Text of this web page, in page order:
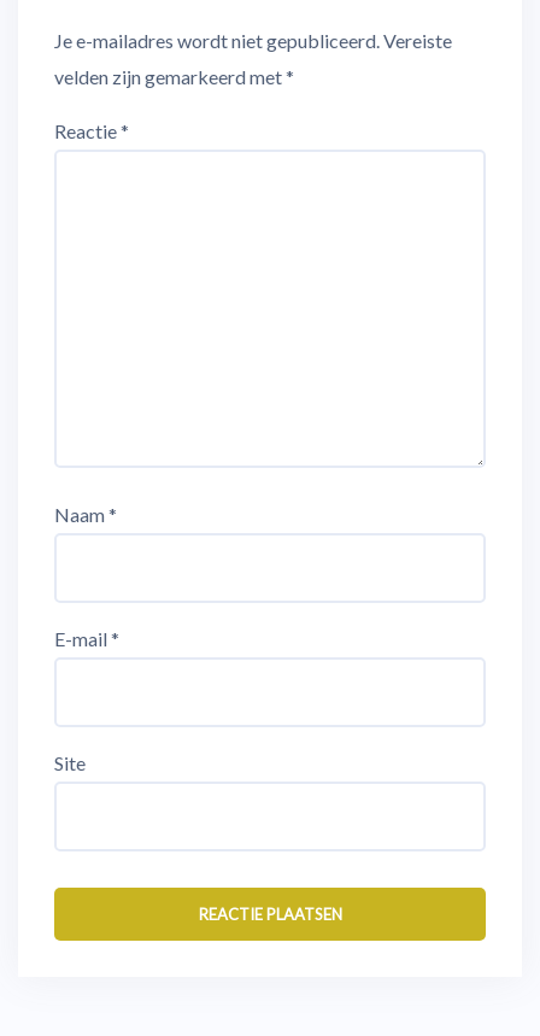
Je e-mailadres wordt niet gepubliceerd.Vereiste
velden zijn gemarkeerd met*
Reactie*
Naam*
E-mail*
Site